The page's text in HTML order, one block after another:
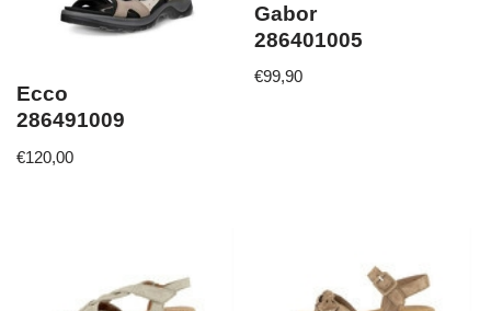
Ecco
286491009
€120,00
Gabor
286401005
€99,90